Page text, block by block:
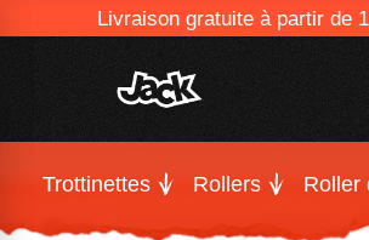
Livraison gratuite à partir de
Trottinettes Rollers Roller